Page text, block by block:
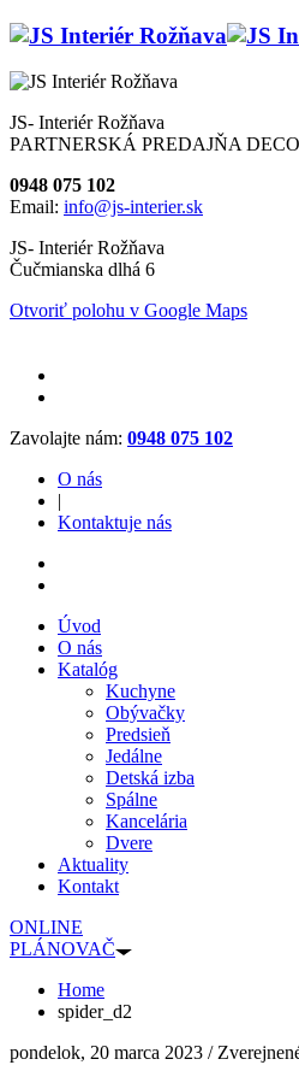
JS- Interiér Rožňava
PARTNERSKÁ PREDAJŇA
0948 075 102
Email: info@js-interier.sk
JS- Interiér Rožňava
Čučmianska dlhá 6
Otvoriť polohu v Google Maps
Zavolajte nám: 0948 075 102
O nás
|
Kontaktuje nás
Úvod
O nás
Katalóg
Kuchyne
Obývačky
Predsieň
Jedálne
Detská izba
Spálne
Kancelária
Dvere
Aktuality
Kontakt
ONLINE
PLÁNOVAČ
Home
spider_d2
pondelok, 20 marca 2023 /